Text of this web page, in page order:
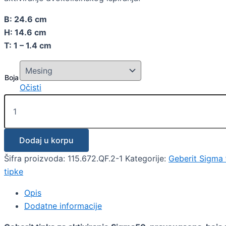
B: 24.6 cm
H: 14.6 cm
T: 1 – 1.4 cm
Boja
Očisti
Dodaj u korpu
Šifra proizvoda: 115.672.QF.2-1 Kategorije: Geberit
tipke
Opis
Dodatne informacije